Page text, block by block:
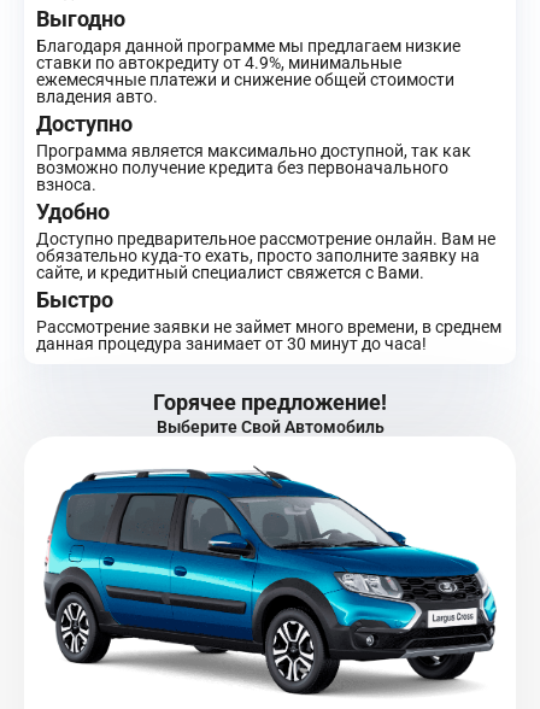
Выгодно
Благодаря данной программе мы предлагаем низкие
ставки по автокредиту от 4.9%, минимальные
ежемесячные платежи и снижение общей стоимости
владения авто.
Доступно
Программа является максимально доступной, так как
возможно получение кредита без первоначального
взноса.
Удобно
Доступно предварительное рассмотрение онлайн. Вам не
обязательно куда-то ехать, просто заполните заявку на
сайте, и кредитный специалист свяжется с Вами.
Быстро
Рассмотрение заявки не займет много времени, в среднем
данная процедура занимает от 30 минут до часа!
Горячее предложение!
Выберите Свой Автомобиль